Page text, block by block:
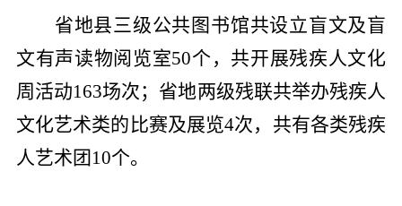
省地县三级公共图书馆共设立盲文及盲
文有声读物阅览室50个，共开展残疾人文化
周活动163场次；省地两级残联共举办残疾人
文化艺术类的比赛及展览4次，共有各类残疾
人艺术团 10个。